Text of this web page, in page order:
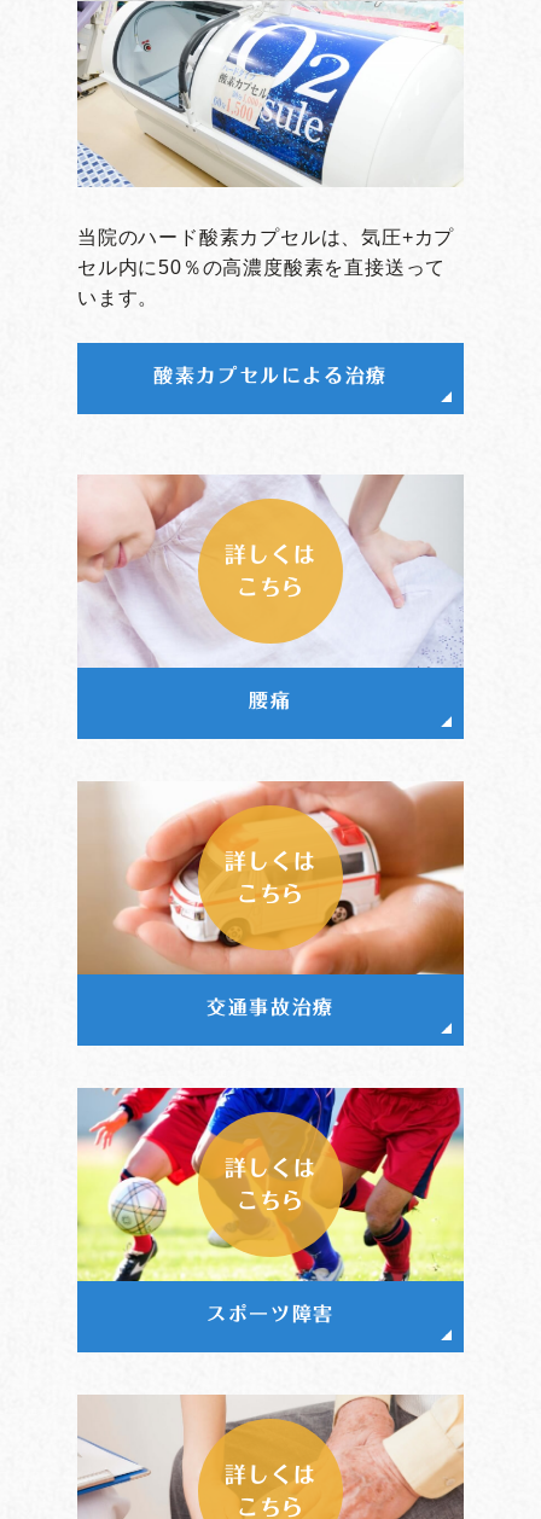
当院のハード酸素カプセルは、気圧+カプ
セル内に50％の高濃度酸素を直接送って
います。
酸素カプセルによる治療
詳しくは
こちら
腰痛
詳しくは
こちら
交通事故治療
詳しくは
こちら
スポーツ障害
詳しくは
こちら